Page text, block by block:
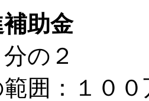
助金
の２
囲：１０